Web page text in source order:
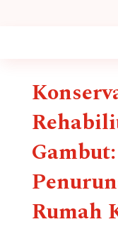
Rumah